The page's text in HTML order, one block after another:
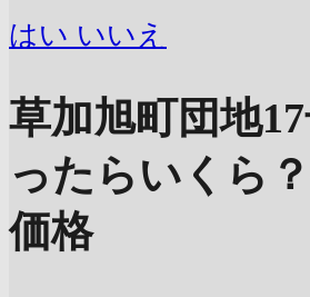
はい いいえ
草加旭町団地
ったらいくら？
価格